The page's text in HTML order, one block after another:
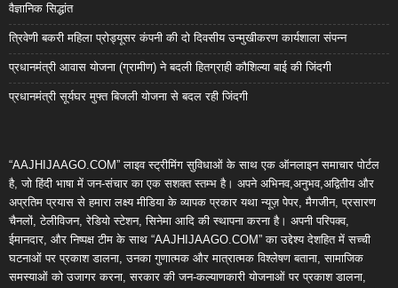
वैज्ञानिक सिद्धांत
त्रिवेणी बकरी महिला प्रोड्यूसर कंपनी की दो दिवसीय उन्मुखीकरण कार्यशाला संपन्न
प्रधानमंत्री आवास योजना (ग्रामीण) ने बदली हितग्राही कौशिल्या बाई की जिंदगी
प्रधानमंत्री सूर्यघर मुफ्त बिजली योजना से बदल रही जिंदगी
“AAJHIJAAGO.COM” लाइव स्ट्रीमिंग सुविधाओं के साथ एक ऑनलाइन समाचार पोर्टल
है, जो हिंदी भाषा में जन-संचार का एक सशक्त स्तम्भ है। अपने अभिनव,अनुभव,अद्वितीय और
अप्रतिम प्रयास से हमारा लक्ष्य मीडिया के व्यापक प्रकार यथा न्यूज़ पेपर, मैगजीन, प्रसारण
चैनलों, टेलीविजन, रेडियो स्टेशन, सिनेमा आदि की स्थापना करना है। अपनी परिपक्व,
ईमानदार, और निष्पक्ष टीम के साथ “AAJHIJAAGO.COM” का उद्देश्य देशहित में सच्ची
घटनाओं पर प्रकाश डालना, उनका गुणात्मक और मात्रात्मक विश्लेषण बताना, सामाजिक
समस्याओं को उजागर करना, सरकार की जन-कल्याणकारी योजनाओं पर प्रकाश डालना,